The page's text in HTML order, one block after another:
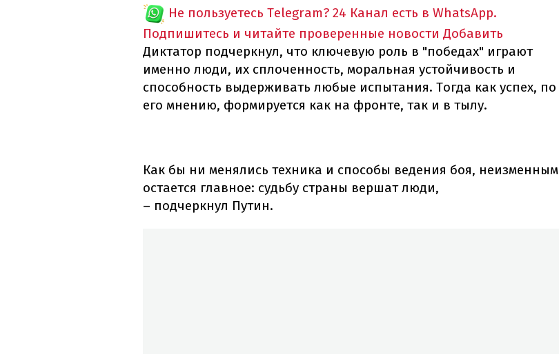
Не пользуетесь Telegram? 24 Канал есть в WhatsApp.
Подпишитесь и читайте проверенные новости Добавить
Диктатор подчеркнул, что ключевую роль в "победах" играют
именно люди, их сплоченность, моральная устойчивость и
способность выдерживать любые испытания. Тогда как успех, по
его мнению, формируется как на фронте, так и в тылу.
Как бы ни менялись техника и способы ведения боя, неизменным
остается главное: судьбу страны вершат люди,
– подчеркнул Путин.